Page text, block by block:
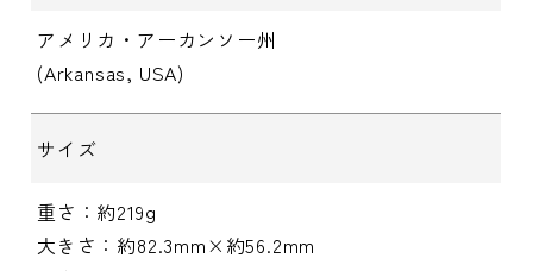
アメリカ・アーカンソー州
(Arkansas, USA)
サイズ
重さ：約219g
大きさ：約82.3mm×約56.2mm